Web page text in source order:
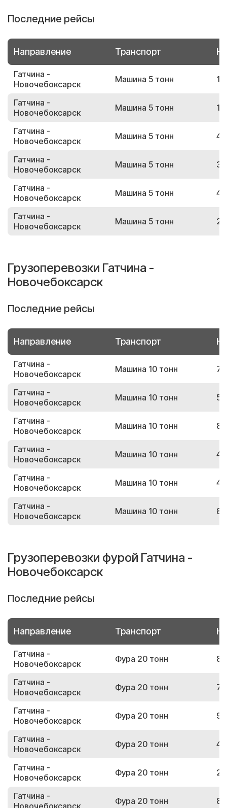
Последние рейсы
Направление Транспорт
Гатчина -
Новочебоксарск
Машина 5 тонн
Гатчина -
Новочебоксарск
Машина 5 тонн
Гатчина -
Новочебоксарск
Машина 5 тонн
Гатчина -
Новочебоксарск
Машина 5 тонн
Гатчина -
Новочебоксарск
Машина 5 тонн
Гатчина -
Новочебоксарск
Машина 5 тонн
Грузоперевозки Гатчина -
Новочебоксарск
Последние рейсы
Направление Транспорт
Гатчина -
Новочебоксарск
Машина 10 тонн
Гатчина -
Новочебоксарск
Машина 10 тонн
Гатчина -
Новочебоксарск
Машина 10 тонн
Гатчина -
Новочебоксарск
Машина 10 тонн
Гатчина -
Новочебоксарск
Машина 10 тонн
Гатчина -
Новочебоксарск
Машина 10 тонн
Грузоперевозки фурой Гатчина -
Новочебоксарск
Последние рейсы
Направление Транспорт
Гатчина -
Новочебоксарск
Фура 20 тонн
Гатчина -
Новочебоксарск
Фура 20 тонн
Гатчина -
Новочебоксарск
Фура 20 тонн
Гатчина -
Новочебоксарск
Фура 20 тонн
Гатчина -
Новочебоксарск
Фура 20 тонн
Гатчина -
Новочебоксарск
Фура 20 тонн